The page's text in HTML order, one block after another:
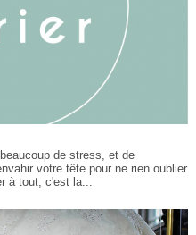
de stress, et de
votre tête pour ne rien oublier
à tout, c'est la...